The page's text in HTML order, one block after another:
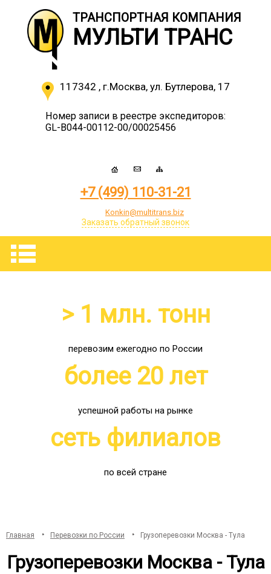
ТРАНСПОРТНАЯ КОМПАНИЯ
МУЛЬТИ ТРАНС
117342 , г.Москва, ул. Бутлерова, 17
Номер записи в реестре экспедиторов:
GL-B044-00112-00/00025456
+7 (499) 110-31-21
Konkin@multitrans.biz
Заказать обратный звонок
> 1 млн. тонн
перевозим ежегодно по России
более 20 лет
успешной работы на рынке
сеть филиалов
по всей стране
Главная Перевозки по России Грузоперевозки Москва - Тула
Грузоперевозки Москва - Тула